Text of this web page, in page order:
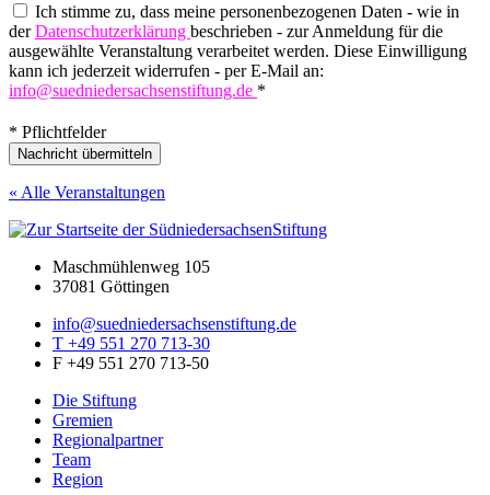
Ich stimme zu, dass meine personenbezogenen Daten - wie in
derDatenschutzerklärung beschrieben - zur Anmeldung für die
ausgewählte Veranstaltung verarbeitet werden. Diese Einwilligung
kann ich jederzeit widerrufen - per E-Mail an:
info@suedniedersachsenstiftung.de *
* Pflichtfelder
Nachricht übermitteln
« Alle Veranstaltungen
Maschmühlenweg 105
37081 Göttingen
info@suedniedersachsenstiftung.de
T +49 551 270 713-30
F +49 551 270 713-50
Die Stiftung
Gremien
Regionalpartner
Team
Region